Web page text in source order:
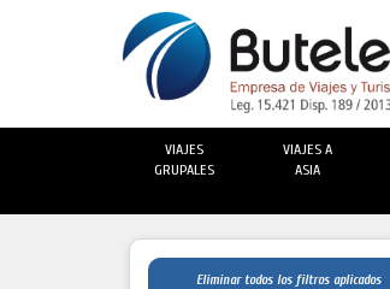
VIAJES
GRUPALES
VIAJES A
ASIA
Eliminar todos los filtros aplicados